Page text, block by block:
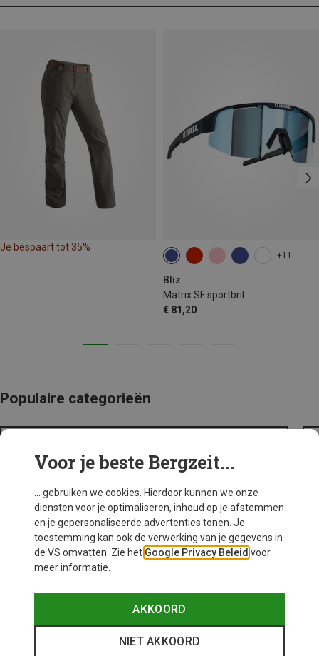
Je bespaart tot 35%
+11
Bliz
Matrix SF sportbril
€ 81,20
Populaire categorieën
Voor je beste Bergzeit...
... gebruiken we cookies. Hierdoor kunnen we onze
diensten voor je optimaliseren, inhoud op je afstemmen
en je gepersonaliseerde advertenties tonen. Je
toestemming kan ook de verwerking van je gegevens in
de VS omvatten. Zie het Google Privacy Beleid voor
meer informatie.
AKKOORD
NIET AKKOORD